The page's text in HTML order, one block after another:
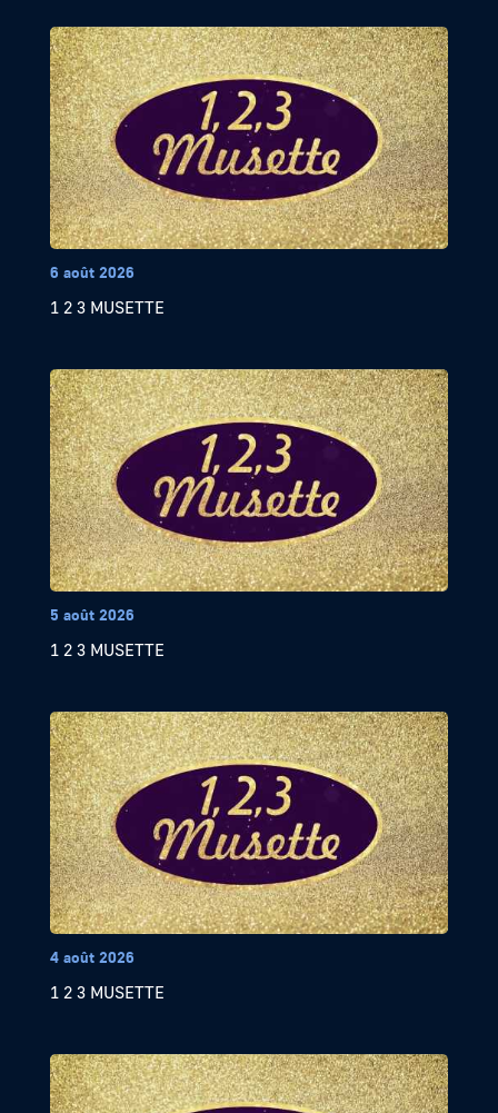
6 août 2026
1 2 3 MUSETTE
5 août 2026
1 2 3 MUSETTE
4 août 2026
1 2 3 MUSETTE